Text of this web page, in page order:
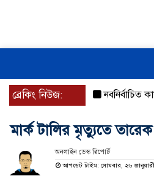
ব্রেকিং নিউজ: নবনির্বাচিত
মার্ক টালির মৃত্যুতে
অনলাইন ডেস্ক রিপোর্ট
আপডেট টাইম: সোমবার, ২৬